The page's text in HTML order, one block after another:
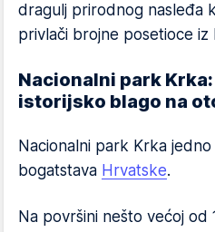
dragulj prirodnog nasleđa
privlači brojne posetioce iz
Nacionalni park
istorijsko blago na
Nacionalni park Krka
bogatstava Hrvatske.
Na površini nešto većoj od